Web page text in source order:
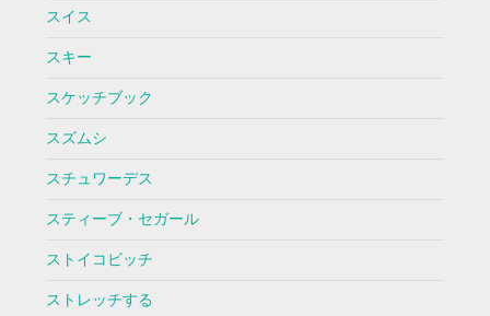
スイス
スキー
スケッチブック
スズムシ
スチュワーデス
スティーブ・セガール
ストイコビッチ
ストレッチする